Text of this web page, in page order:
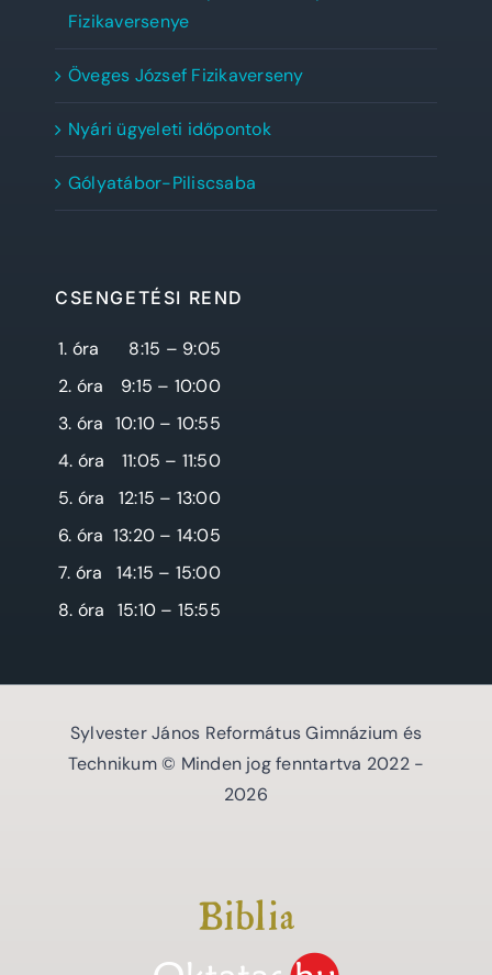
Fizikaversenye
Öveges József Fizikaverseny
Nyári ügyeleti időpontok
Gólyatábor-Piliscsaba
CSENGETÉSI REND
1. óra
8:15 – 9:05
2. óra
9:15 – 10:00
3. óra 10:10 – 10:55
4. óra
11:05 – 11:50
5. óra
12:15 – 13:00
6. óra 13:20 – 14:05
7. óra
14:15 – 15:00
8. óra
15:10 – 15:55
Sylvester János Református Gimnázium és
Technikum © Minden jog fenntartva 2022 -
2026